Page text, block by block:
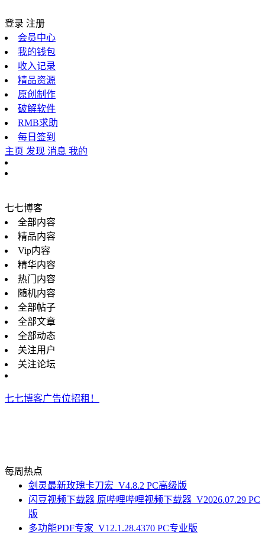
登录 注册
会员中心
我的钱包
收入记录
精品资源
原创制作
破解软件
RMB求助
每日签到
主页 发现 消息 我的
七七博客
全部内容
精品内容
Vip内容
精华内容
热门内容
随机内容
全部帖子
全部文章
全部动态
关注用户
关注论坛
七七博客广告位招租！
每周热点
剑灵最新玫瑰卡刀宏_V4.8.2 PC高级版
闪豆视频下载器 原哔哩哔哩视频下载器_V2026.07.29 PC
版
多功能PDF专家_V12.1.28.4370 PC专业版